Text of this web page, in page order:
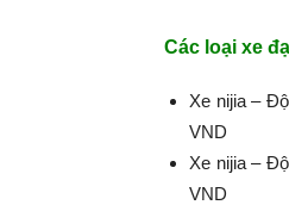
Các loại xe
Xe nijia –
VND
Xe nijia –
VND